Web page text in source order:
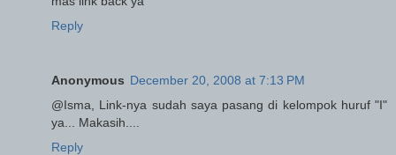
Reply
Anonymous December 20, 2008 at 7:13 PM
@Isma, Link-nya sudah saya pasang di kelompok huruf "I"
ya... Makasih....
Reply